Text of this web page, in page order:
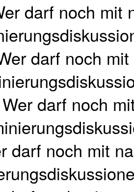
darf noch mit
darf noch
darf noch
darf noch mit